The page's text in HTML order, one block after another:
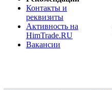
Контакты и
реквизиты
Активность на
HimTrade.RU
Вакансии